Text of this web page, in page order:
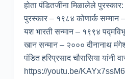
होता पंडितजींना मिळालेले
पुरस्कार – १९८४ कोणार्क
यश भारती सन्मान – १९९४
खान सन्मान – २००० दीनानाथ
पंडित हरिप्रसाद चौरासिया यांनी
https://youtu.be/